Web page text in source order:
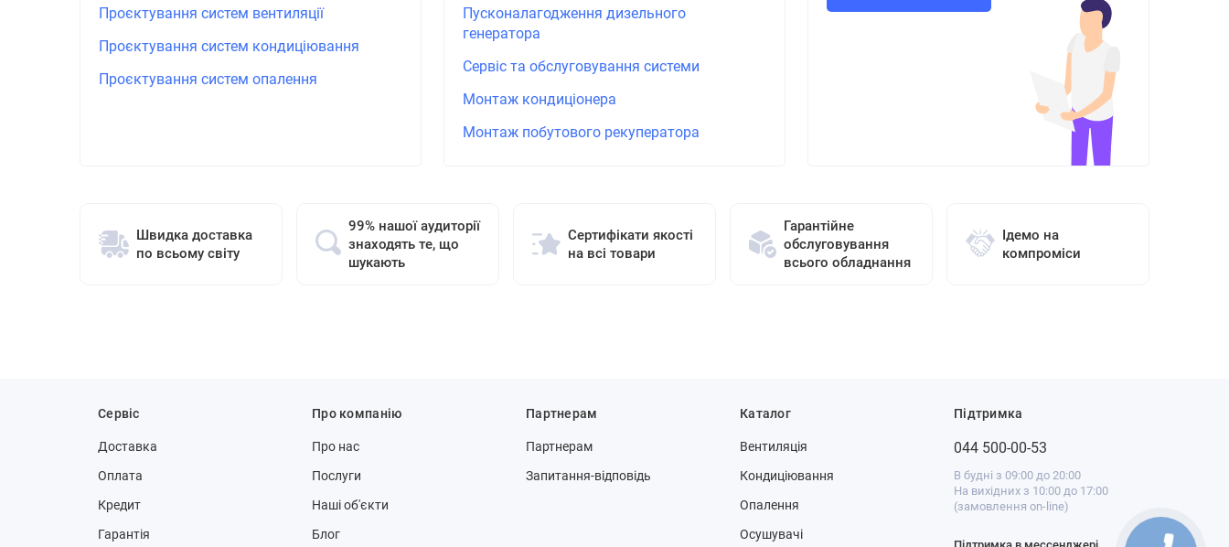
Проєктування систем вентиляції
Проєктування систем кондиціювання
Проєктування систем опалення
Пусконалагодження дизельного
генератора
Сервіс та обслуговування системи
Монтаж кондиціонера
Монтаж побутового рекуператора
Швидка доставка
по всьому світу
99% нашої аудиторії
знаходять те, що
шукають
Сертифікати якості
на всі товари
Гарантійне
обслуговування
всього обладнання
Ідемо на
компроміси
Сервіс
Доставка
Оплата
Кредит
Гарантія
Про компанію
Про нас
Послуги
Наші об'єкти
Блог
Партнерам
Партнерам
Запитання-відповідь
Каталог
Вентиляція
Кондиціювання
Опалення
Осушувачі
Підтримка
044 500-00-53
В будні з 09:00 до 20:00
На вихідних з 10:00 до 17:00
(замовлення on-line)